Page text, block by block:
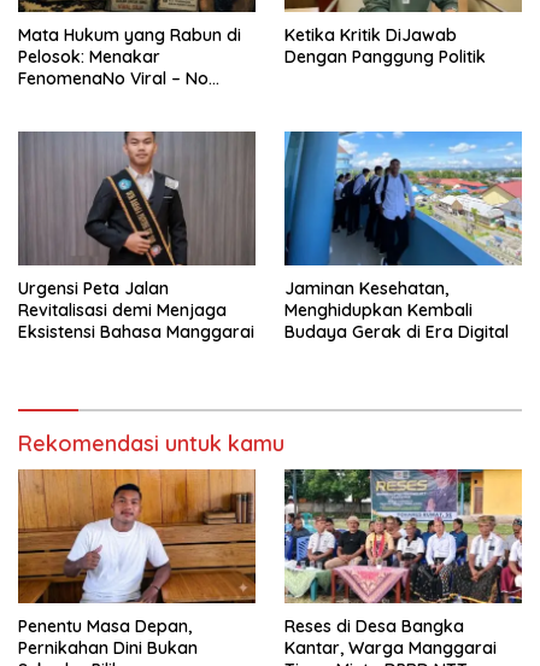
Mata Hukum yang Rabun di
Pelosok: Menakar
FenomenaNo Viral – No
Ketika Kritik DiJawab
Dengan Panggung Politik
Urgensi Peta Jalan
Revitalisasi demi Menjaga
Eksistensi Bahasa Manggarai
Jaminan Kesehatan,
Menghidupkan Kembali
Budaya Gerak di Era Digital
Rekomendasi untuk kamu
Penentu Masa Depan,
Pernikahan Dini Bukan
Reses di Desa Bangka
Kantar, Warga Manggarai